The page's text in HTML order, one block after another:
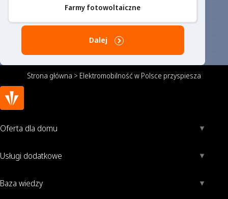
Farmy fotowoltaiczne
Dalej
Strona główna > Elektromobilność w Polsce przyspiesza
Oferta dla domu
Usługi dodatkowe
Baza wiedzy